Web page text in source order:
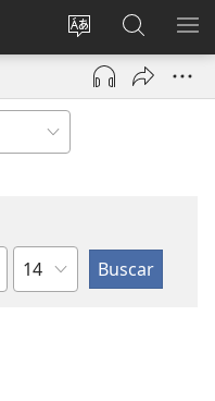
Cambiar
idioma
del sitio
Iniciar
sesión
(abre
nueva
en
jw.org
Capítulo